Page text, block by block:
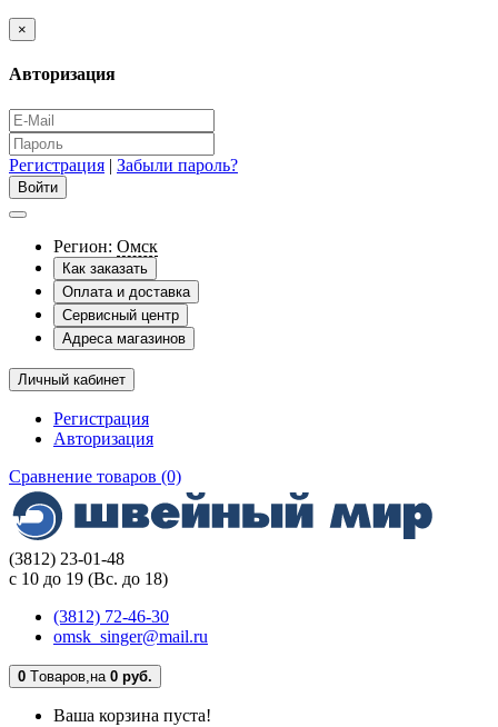
×
Авторизация
Регистрация | Забыли пароль?
Регион: Омск
Как заказать
Оплата и доставка
Сервисный центр
Адреса магазинов
Личный кабинет
Регистрация
Авторизация
Сравнение товаров (0)
(3812) 23-01-48
с 10 до 19 (Вс. до 18)
(3812) 72-46-30
omsk_singer@mail.ru
0 Tоваров,на 0 руб.
Ваша корзина пуста!